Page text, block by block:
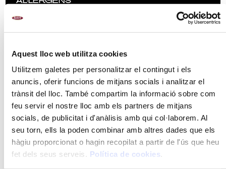
Aquest lloc web utilitza cookies
Utilitzem galetes per personalitzar el contingut i els
anuncis, oferir funcions de mitjans socials i analitzar el
trànsit del lloc. També compartim la informació sobre com
feu servir el nostre lloc amb els partners de mitjans
socials, de publicitat i d'anàlisis amb qui col·laborem. Al
seu torn, ells la poden combinar amb altres dades que els
hàgiu proporcionat o hagin recopilat a partir de l'ús que heu
fet dels seus serveis. Política de cookies.
Llet i els seus derivats (inclosa la lactosa)
Sèsam i productes a base de sèsam
RECOMANACIONS
INGREDIENTS
MÈTODE DE PREPARACIÓ
VALORS NUTRICIONALS